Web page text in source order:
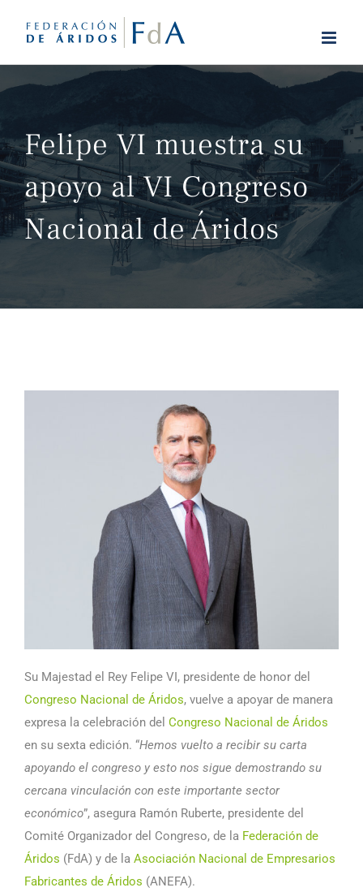
Felipe VI muestra su
apoyo al VI Congreso
Nacional de Áridos
Su Majestad el Rey Felipe VI, presidente de honor del
Congreso Nacional de Áridos, vuelve a apoyar de manera
expresa la celebración del Congreso Nacional de Áridos
en su sexta edición. “Hemos vuelto a recibir su carta
apoyando el congreso y esto nos sigue demostrando su
cercana vinculación con este importante sector
económico”, asegura Ramón Ruberte, presidente del
Comité Organizador del Congreso, de la Federación de
Áridos (FdA) y de la Asociación Nacional de Empresarios
Fabricantes de Áridos (ANEFA).